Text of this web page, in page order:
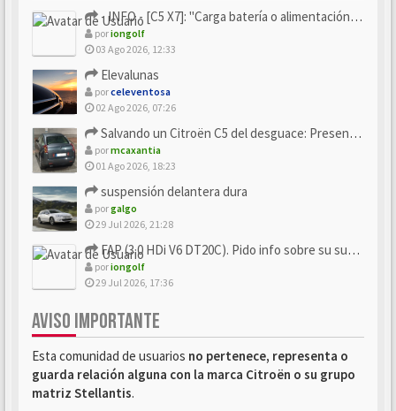
- INFO - [C5 X7]: "Carga batería o alimentación eléctri...
poriongolf
03 Ago 2026, 12:33
Elevalunas
porceleventosa
02 Ago 2026, 07:26
Salvando un Citroën C5 del desguace: Presentación y seguimiento
pormcaxantia
01 Ago 2026, 18:23
suspensión delantera dura
porgalgo
29 Jul 2026, 21:28
FAP (3.0 HDi V6 DT20C). Pido info sobre su sustitución
poriongolf
29 Jul 2026, 17:36
AVISO IMPORTANTE
Esta comunidad de usuarios no pertenece, representa o
guarda relación alguna con la marca Citroën o su grupo
matriz Stellantis.